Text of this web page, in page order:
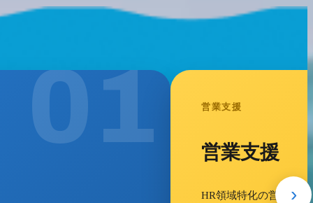
02
中小企業
›